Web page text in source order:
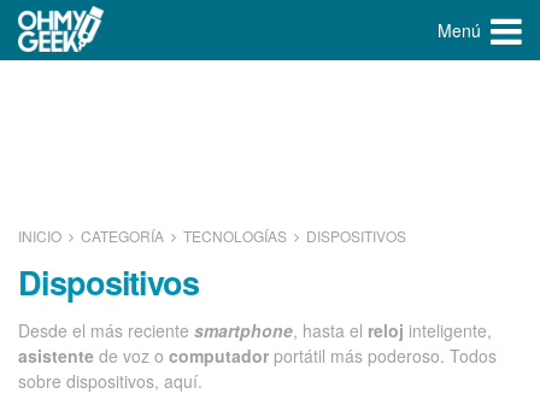
Menú
INICIO CATEGORÍA TECNOLOGÍ­AS DISPOSITIVOS
Dispositivos
Desde el más reciente smartphone, hasta el reloj inteligente,
asistente de voz o computador portátil más poderoso. Todos
sobre dispositivos, aquí.